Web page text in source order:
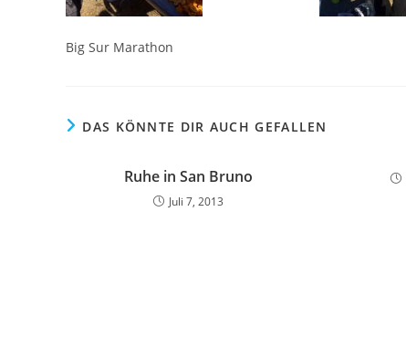
Big Sur Marathon
DAS KÖNNTE DIR AUCH GEFALLEN
Ruhe in San Bruno
Juli 7, 2013